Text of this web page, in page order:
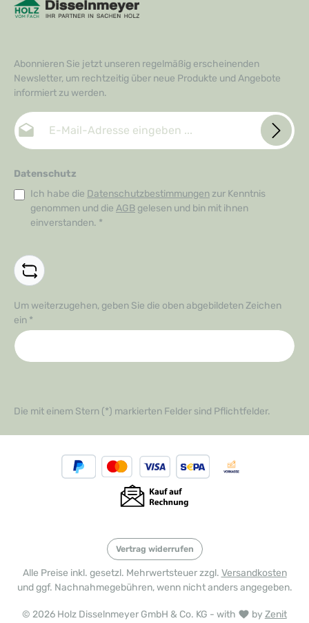
Abonnieren Sie jetzt unseren regelmäßig erscheinenden
Newsletter, um rechtzeitig über neue Produkte und Angebote
informiert zu werden.
E-Mail-Adresse*
Datenschutz
Ich habe die Datenschutzbestimmungen zur Kenntnis
genommen und die AGB gelesen und bin mit ihnen
einverstanden. *
Um weiterzugehen, geben Sie die oben abgebildeten Zeichen
ein *
Die mit einem Stern (*) markierten Felder sind Pflichtfelder.
Vertrag widerrufen
© 2026 Holz Disselnmeyer GmbH & Co. KG - with by Zenit
Alle Preise inkl. gesetzl. Mehrwertsteuer zzgl. Versandkosten
und ggf. Nachnahmegebühren, wenn nicht anders angegeben.